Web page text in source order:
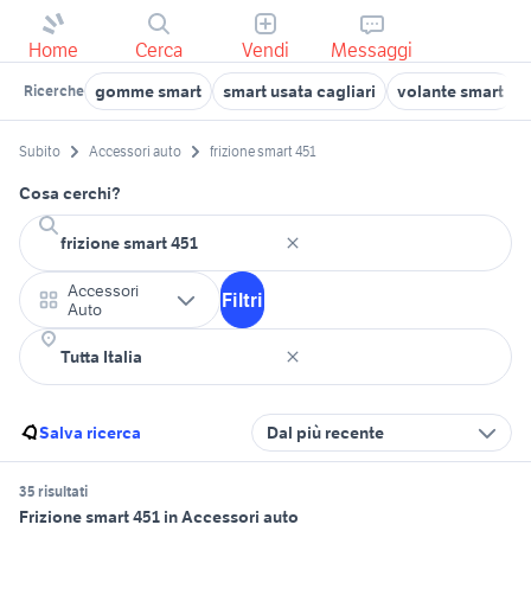
Home Cerca Vendi Messaggi
Ricerche gomme smart smart usata cagliari volante smart
Subito Accessori auto frizione smart 451
Cosa cerchi?
Accessori
Auto
Filtri
Salva ricerca Dal più recente
35 risultati
Frizione smart 451 in Accessori auto